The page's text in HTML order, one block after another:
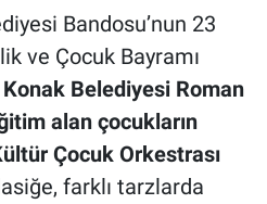
Bandosu’nun 23
ve Çocuk Bayramı
Konak Belediyesi Roman
alan çocukların
Çocuk Orkestrası
farklı tarzlarda